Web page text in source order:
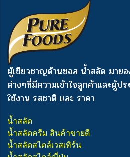
ผู้เชียวชาญด้านซอส น้ำสลัด มายอ
ต่างๆที่มีความเข้าใจลูกค้าและผู้ป
ใช้งาน รสชาติ และ ราคา
น้ำสลัด
น้ำสลัดครีม สินค้าขายดี
น้ำสลัดสไตล์เวสเทิร์น